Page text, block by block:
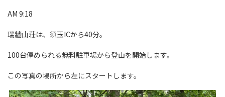
AM 9:18
瑞牆山荘は、須玉ICから40分。
100台停められる無料駐車場から登山を開始します。
この写真の場所から左にスタートします。